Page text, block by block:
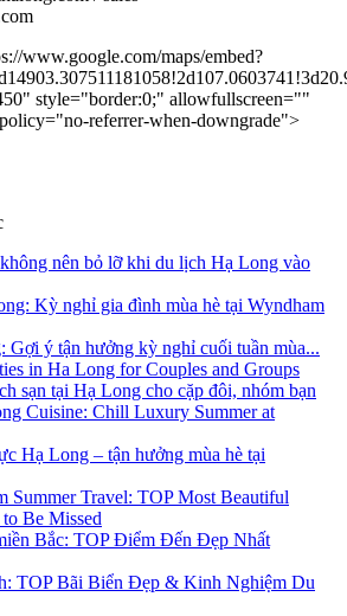
www.google.com/maps/embed?
style="border:0;" allowfullscreen=""
="no-referrer-when-downgrade">
nên bỏ lỡ khi du lịch Hạ Long vào
Kỳ nghỉ gia đình mùa hè tại Wyndham
Gợi ý tận hưởng kỳ nghỉ cuối tuần mùa...
in Ha Long for Couples and Groups
sạn tại Hạ Long cho cặp đôi, nhóm bạn
Cuisine: Chill Luxury Summer at
Hạ Long – tận hưởng mùa hè tại
Summer Travel: TOP Most Beautiful
Be Missed
Bắc: TOP Điểm Đến Đẹp Nhất
TOP Bãi Biển Đẹp & Kinh Nghiệm Du